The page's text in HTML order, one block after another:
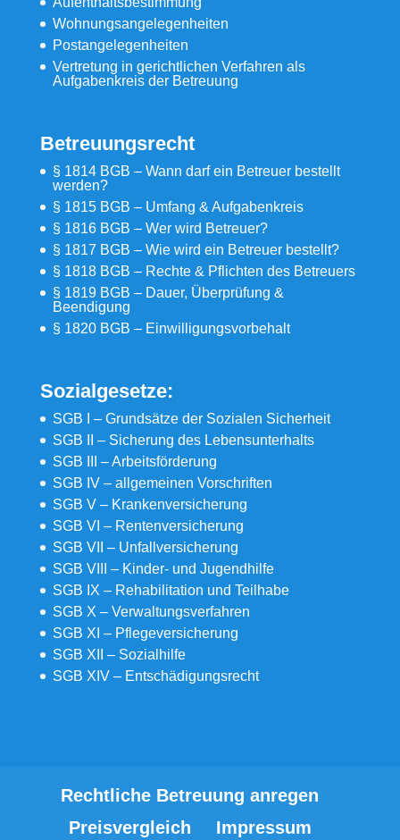
Wohnungsangelegenheiten
Postangelegenheiten
Vertretung in gerichtlichen Verfahren als
Aufgabenkreis der Betreuung
Betreuungsrecht
§ 1814 BGB – Wann darf ein Betreuer bestellt
werden?
§ 1815 BGB – Umfang & Aufgabenkreis
§ 1816 BGB – Wer wird Betreuer?
§ 1817 BGB – Wie wird ein Betreuer bestellt?
§ 1818 BGB – Rechte & Pflichten des Betreuers
§ 1819 BGB – Dauer, Überprüfung &
Beendigung
§ 1820 BGB – Einwilligungsvorbehalt
Sozialgesetze:
SGB I – Grundsätze der Sozialen Sicherheit
SGB II – Sicherung des Lebensunterhalts
SGB III – Arbeitsförderung
SGB IV – allgemeinen Vorschriften
SGB V – Krankenversicherung
SGB VI – Rentenversicherung
SGB VII – Unfallversicherung
SGB VIII – Kinder- und Jugendhilfe
SGB IX – Rehabilitation und Teilhabe
SGB X – Verwaltungsverfahren
SGB XI – Pflegeversicherung
SGB XII – Sozialhilfe
SGB XIV – Entschädigungsrecht
Rechtliche Betreuung anregen
Preisvergleich
Impressum